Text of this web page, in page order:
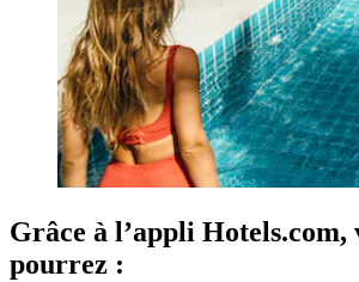
Grâce à l’appli Hotels.com,
pourrez :